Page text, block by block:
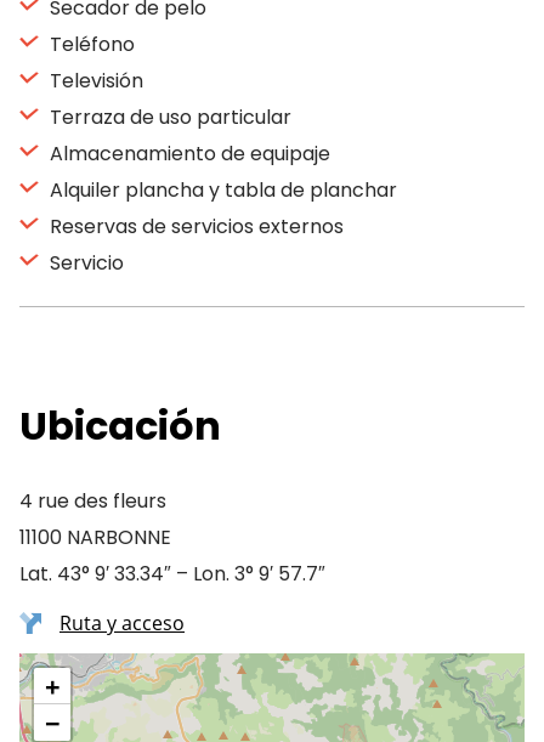
Secador de pelo
Teléfono
Televisión
Terraza de uso particular
Almacenamiento de equipaje
Alquiler plancha y tabla de planchar
Reservas de servicios externos
Servicio
Ubicación
4 rue des fleurs
11100 NARBONNE
Lat. 43° 9′ 33.34″ – Lon. 3° 9′ 57.7″
Ruta y acceso
+
−